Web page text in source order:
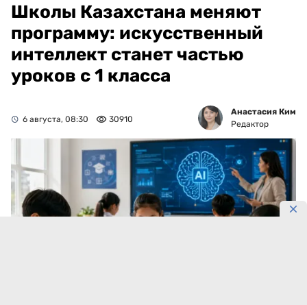
Школы Казахстана меняют
программу: искусственный
интеллект станет частью
уроков с 1 класса
6 августа, 08:30 30910
Анастасия Ким
Редактор